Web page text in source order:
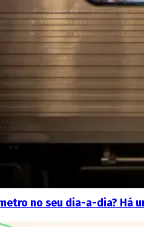
no seu dia-a-dia? Há